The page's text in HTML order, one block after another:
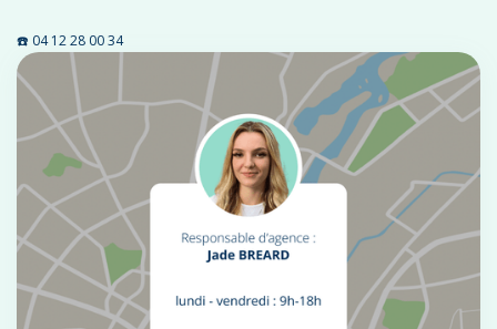
☎️ 04 12 28 00 34